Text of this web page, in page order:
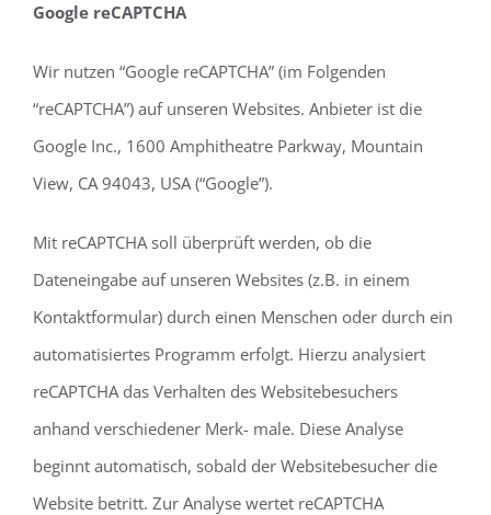
Google reCAPTCHA
Wir nutzen “Google reCAPTCHA” (im Folgenden
“reCAPTCHA”) auf unseren Websites. Anbieter ist die
Google Inc., 1600 Amphitheatre Parkway, Mountain
View, CA 94043, USA (“Google”).
Mit reCAPTCHA soll überprüft werden, ob die
Dateneingabe auf unseren Websites (z.B. in einem
Kontaktformular) durch einen Menschen oder durch ein
automatisiertes Programm erfolgt. Hierzu analysiert
reCAPTCHA das Verhalten des Websitebesuchers
anhand verschiedener Merk- male. Diese Analyse
beginnt automatisch, sobald der Websitebesucher die
Website betritt. Zur Analyse wertet reCAPTCHA